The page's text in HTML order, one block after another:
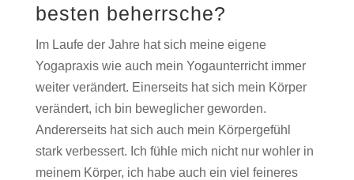
besten beherrsche?
Im Laufe der Jahre hat sich meine eigene
Yogapraxis wie auch mein Yogaunterricht immer
weiter verändert. Einerseits hat sich mein Körper
verändert, ich bin beweglicher geworden.
Andererseits hat sich auch mein Körpergefühl
stark verbessert. Ich fühle mich nicht nur wohler in
meinem Körper, ich habe auch ein viel feineres